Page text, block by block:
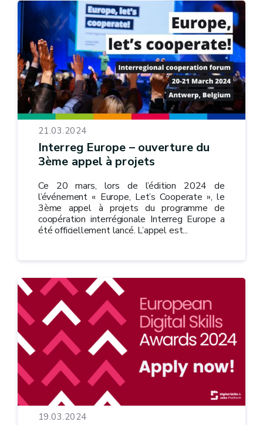
21.03.2024
Interreg Europe – ouverture du
3ème appel à projets
Ce 20 mars, lors de l’édition 2024 de
l’événement « Europe, Let’s Cooperate », le
3ème appel à projets du programme de
coopération interrégionale Interreg Europe a
été officiellement lancé. L’appel est...
19.03.2024